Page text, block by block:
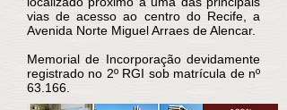
vias de acesso ao centro do Recife, a
Avenida Norte Miguel Arraes de Alencar.
Memorial de Incorporação devidamente
registrado no 2º RGI sob matrícula de nº
63.166.